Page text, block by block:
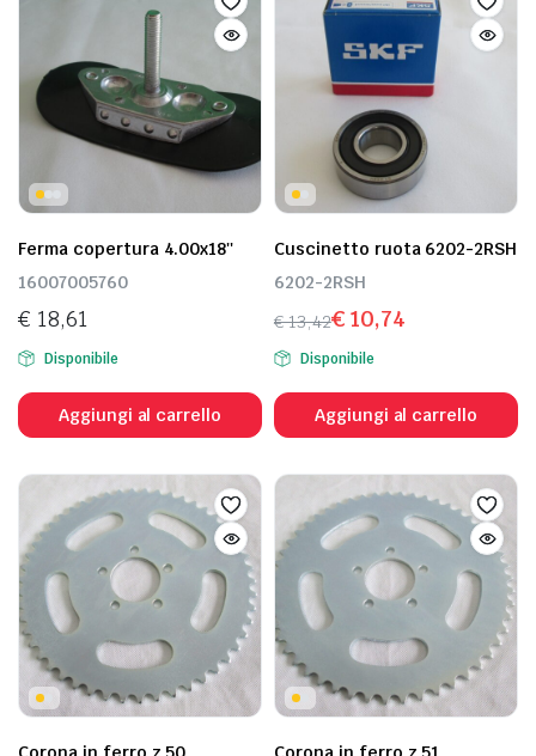
Ferma copertura 4.00x18''
16007005760
€ 18,61
Disponibile
Aggiungi al carrello
Cuscinetto ruota 6202-2RSH
6202-2RSH
€13,42
Il
prezzo
originale
era:
€10,74
Il
prezzo
attuale
è:
Disponibile
Aggiungi al carrello